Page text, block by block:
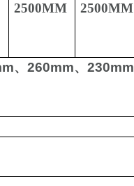
2500MM 2500MM
、 260mm、 230mm